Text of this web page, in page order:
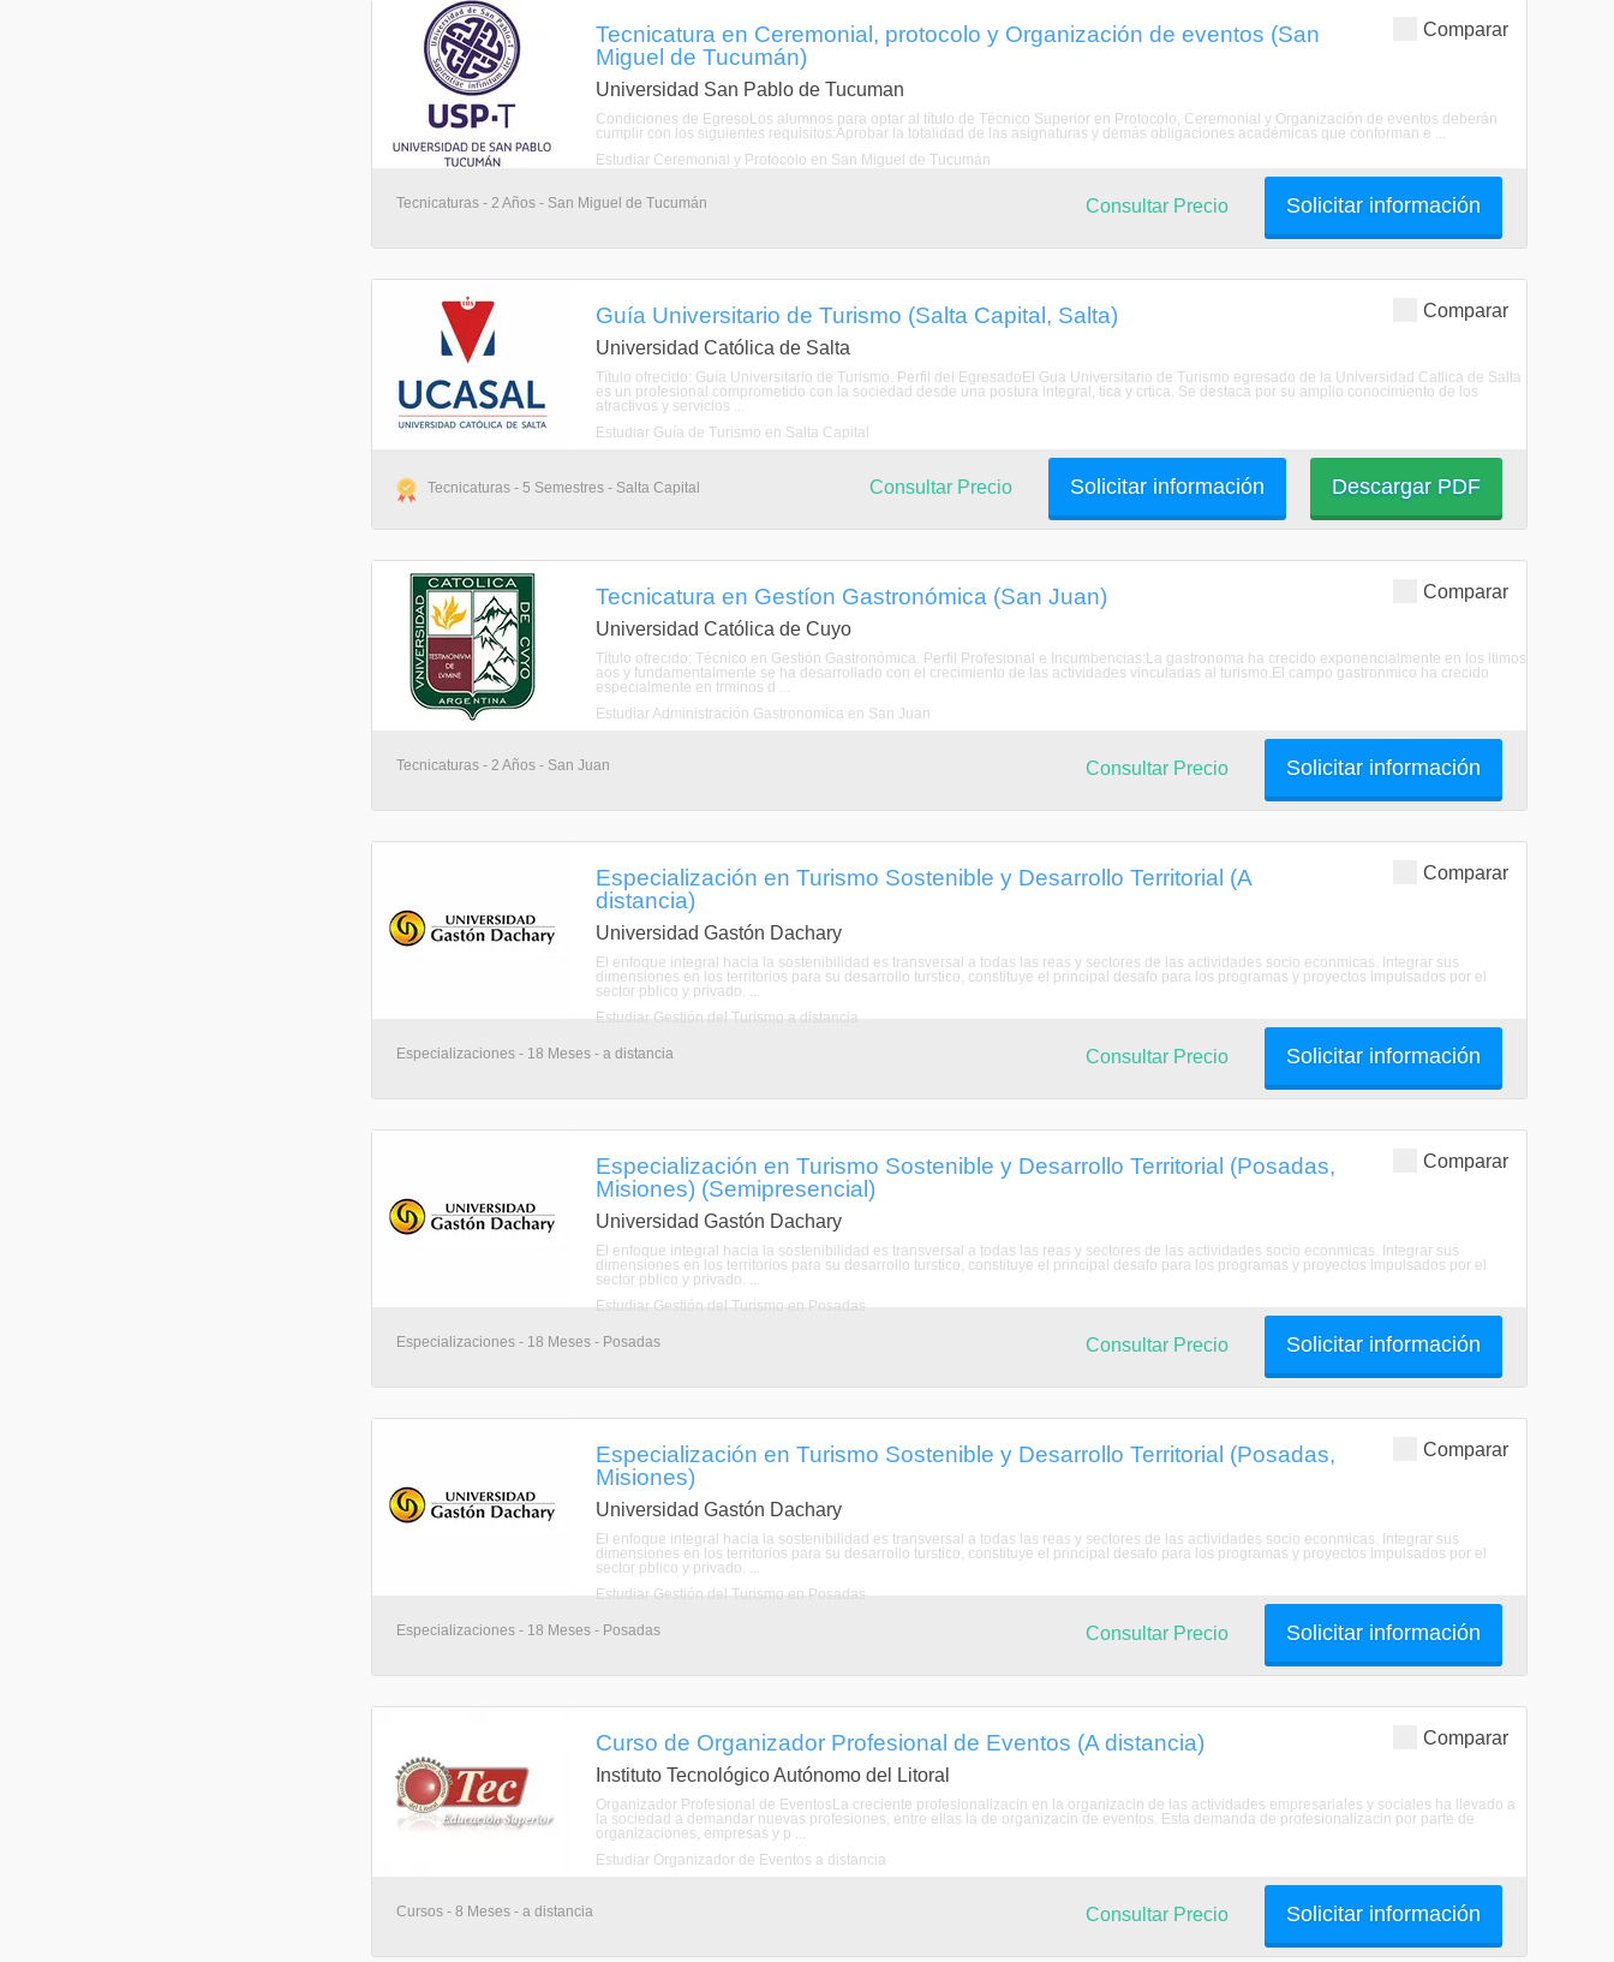
Comparar
Tecnicatura en Ceremonial, protocolo y Organización de eventos (San
Miguel de Tucumán)
Universidad San Pablo de Tucuman
Condiciones de EgresoLos alumnos para optar al título de Técnico Superior en Protocolo, Ceremonial y Organización de eventos deberán
cumplir con los siguientes requisitos:Aprobar la totalidad de las asignaturas y demás obligaciones académicas que conforman e ...
Estudiar Ceremonial y Protocolo en San Miguel de Tucumán
Tecnicaturas - 2 Años - San Miguel de Tucumán Solicitar información
Consultar Precio
Comparar
Guía Universitario de Turismo (Salta Capital, Salta)
Universidad Católica de Salta
Título ofrecido: Guía Universitario de Turismo. Perfil del EgresadoEl Gua Universitario de Turismo egresado de la Universidad Catlica de Salta
es un profesional comprometido con la sociedad desde una postura integral, tica y crtica. Se destaca por su amplio conocimiento de los
atractivos y servicios ...
Estudiar Guía de Turismo en Salta Capital
Tecnicaturas - 5 Semestres - Salta Capital Descargar PDF
Solicitar información
Consultar Precio
Comparar
Tecnicatura en Gestíon Gastronómica (San Juan)
Universidad Católica de Cuyo
Título ofrecido: Técnico en Gestión Gastronómica. Perfil Profesional e Incumbencias:La gastronoma ha crecido exponencialmente en los ltimos
aos y fundamentalmente se ha desarrollado con el crecimiento de las actividades vinculadas al turismo.El campo gastronmico ha crecido
especialmente en trminos d ...
Estudiar Administración Gastronomica en San Juan
Tecnicaturas - 2 Años - San Juan Solicitar información
Consultar Precio
Comparar
Especialización en Turismo Sostenible y Desarrollo Territorial (A
distancia)
Universidad Gastón Dachary
El enfoque integral hacia la sostenibilidad es transversal a todas las reas y sectores de las actividades socio econmicas. Integrar sus
dimensiones en los territorios para su desarrollo turstico, constituye el principal desafo para los programas y proyectos impulsados por el
sector pblico y privado. ...
Estudiar Gestión del Turismo a distancia
Especializaciones - 18 Meses - a distancia Solicitar información
Consultar Precio
Comparar
Especialización en Turismo Sostenible y Desarrollo Territorial (Posadas,
Misiones) (Semipresencial)
Universidad Gastón Dachary
El enfoque integral hacia la sostenibilidad es transversal a todas las reas y sectores de las actividades socio econmicas. Integrar sus
dimensiones en los territorios para su desarrollo turstico, constituye el principal desafo para los programas y proyectos impulsados por el
sector pblico y privado. ...
Estudiar Gestión del Turismo en Posadas
Especializaciones - 18 Meses - Posadas Solicitar información
Consultar Precio
Comparar
Especialización en Turismo Sostenible y Desarrollo Territorial (Posadas,
Misiones)
Universidad Gastón Dachary
El enfoque integral hacia la sostenibilidad es transversal a todas las reas y sectores de las actividades socio econmicas. Integrar sus
dimensiones en los territorios para su desarrollo turstico, constituye el principal desafo para los programas y proyectos impulsados por el
sector pblico y privado. ...
Estudiar Gestión del Turismo en Posadas
Especializaciones - 18 Meses - Posadas Solicitar información
Consultar Precio
Comparar
Curso de Organizador Profesional de Eventos (A distancia)
Instituto Tecnológico Autónomo del Litoral
Organizador Profesional de EventosLa creciente profesionalizacin en la organizacin de las actividades empresariales y sociales ha llevado a
la sociedad a demandar nuevas profesiones, entre ellas la de organizacin de eventos. Esta demanda de profesionalizacin por parte de
organizaciones, empresas y p ...
Estudiar Organizador de Eventos a distancia
Cursos - 8 Meses - a distancia Solicitar información
Consultar Precio